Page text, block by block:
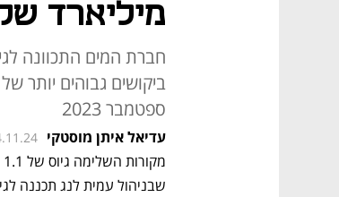
מיליארד
ספטמבר 2023
עדיאל איתן מוסטקי